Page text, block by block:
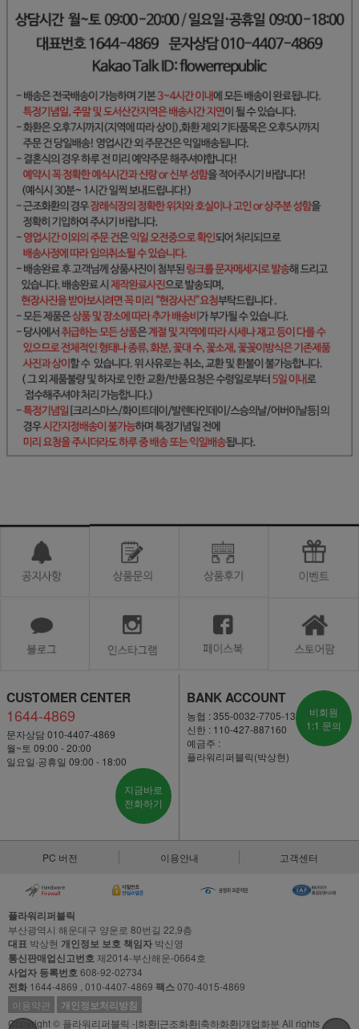
CUSTOMER CENTER
1644-4869
문자상담 010-4407-4869
월~토 09:00 - 20:00
일요일·공휴일 09:00 - 18:00
지금바로
전화하기
BANK ACCOUNT
농협 : 355-0032-7705-13
신한 : 110-427-887160
예금주 :
플라워리퍼블릭(박상현)
비회원
1:1 문의
PC 버전 이용안내 고객센터
플라워리퍼블릭
부산광역시 해운대구 양운로 80번길 22,9층
대표 박상현 개인정보 보호 책임자 박신영
통신판매업신고번호제2014-부산해운-0664호
사업자 등록번호608-92-02734
전화 1644-4869 , 010-4407-4869 팩스070-4015-4869
이용약관
개인정보처리방침
Copyright © 플라워리퍼블릭 -|화환|근조화환|축하화환|개업화분 All rights